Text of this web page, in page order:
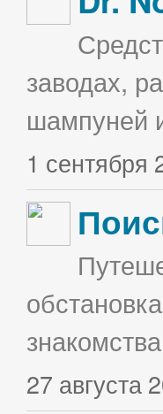
заводах,
шампуней
1 сентября
27 августа